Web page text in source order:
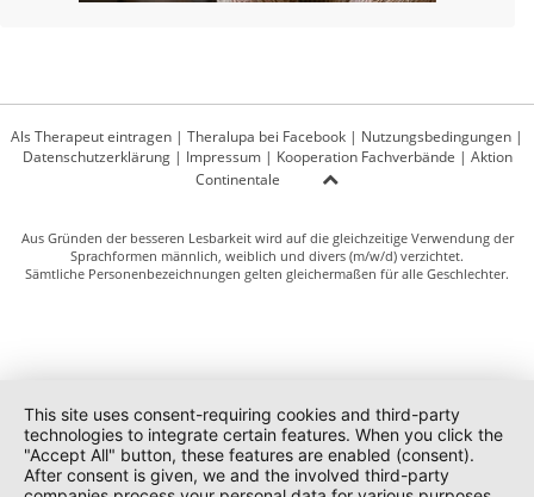
Als Therapeut eintragen | Theralupa bei Facebook | Nutzungsbedingungen |
Datenschutzerklärung| Impressum| Kooperation Fachverbände | Aktion
Continentale
Aus Gründen der besseren Lesbarkeit wird auf die gleichzeitige Verwendung der
Sprachformen männlich, weiblich und divers (m/w/d) verzichtet.
Sämtliche Personenbezeichnungen gelten gleichermaßen für alle Geschlechter.
This site uses consent-requiring cookies and third-party
technologies to integrate certain features. When you click the
"Accept All" button, these features are enabled (consent).
After consent is given, we and the involved third-party